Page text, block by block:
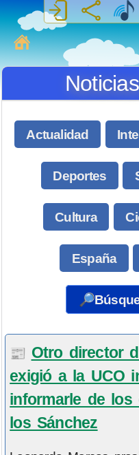
MiSabueso
Actualidad
Deportes
Cultura
España
📰 Otro director
exigió a la UCO
informarle de
los Sánchez